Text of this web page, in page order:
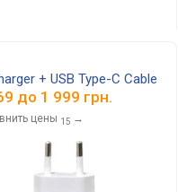
+ USB Type-C Cable
до 1 999 грн.
цены 15 →